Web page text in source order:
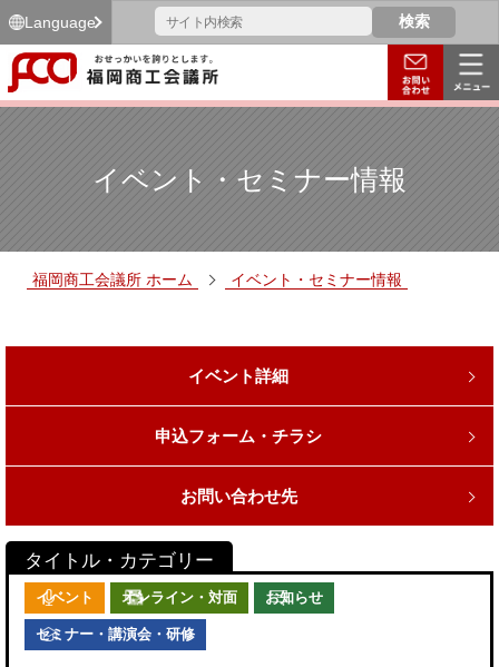
Language
イベント・セミナー情報
福岡商工会議所 ホーム イベント・セミナー情報
イベント詳細
申込フォーム・チラシ
お問い合わせ先
イベント オンライン・対面 お知らせ
セミナー・講演会・研修